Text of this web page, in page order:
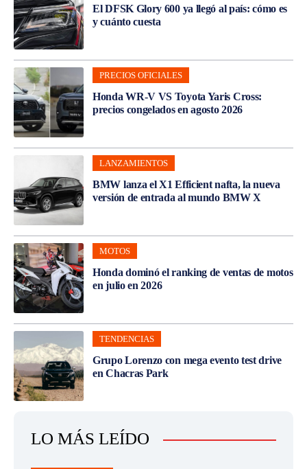
El DFSK Glory 600 ya llegó al país: cómo es
y cuánto cuesta
PRECIOS OFICIALES
Honda WR-V VS Toyota Yaris Cross:
precios congelados en agosto 2026
LANZAMIENTOS
BMW lanza el X1 Efficient nafta, la nueva
versión de entrada al mundo BMW X
MOTOS
Honda dominó el ranking de ventas de motos
en julio en 2026
TENDENCIAS
Grupo Lorenzo con mega evento test drive
en Chacras Park
LO MÁS LEÍDO